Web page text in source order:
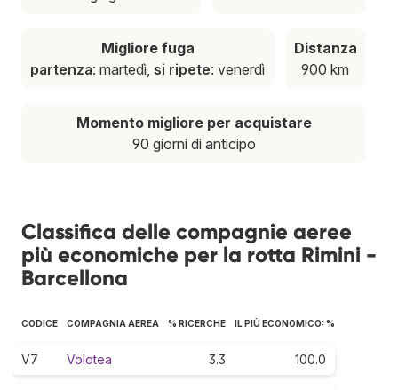
Migliore fuga
partenza: martedì, si ripete: venerdì
Distanza
900 km
Momento migliore per acquistare
90 giorni di anticipo
Classifica delle compagnie aeree
più economiche per la rotta Rimini -
Barcellona
CODICE COMPAGNIA AEREA % RICERCHE IL PIÙ ECONOMICO: %
V7 Volotea 3.3 100.0